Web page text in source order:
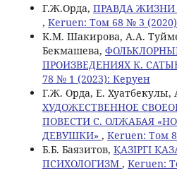
Г.Ж.Орда, ПРАВДА ЖИЗНИ
, Keruen: Том 68 № 3
K.M. Шакирова, А.А.
Бекмашева,
ПРОИЗВЕДЕНИЯХ К.
78 № 1 (2023): Керуен
Г.Ж. Орда, Е. Хуатбекулы,
ХУДОЖЕСТВЕННОЕ
ПОВЕСТИ С. ОЛЖАБАЯ
ДЕВУШКИ» , Keruen: Том
Б.Б. Баязитов, ҚАЗІРГІ
ПСИХОЛОГИЗМ , Keruen: